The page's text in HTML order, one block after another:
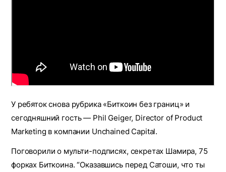
У ребяток снова рубрика «Биткоин без границ» и
сегодняшний гость — Phil Geiger, Director of Product
Marketing в компании Unchained Capital.
Поговорили о мульти-подписях, секретах Шамира, 75
форках Биткоина. “Оказавшись перед Сатоши, что ты